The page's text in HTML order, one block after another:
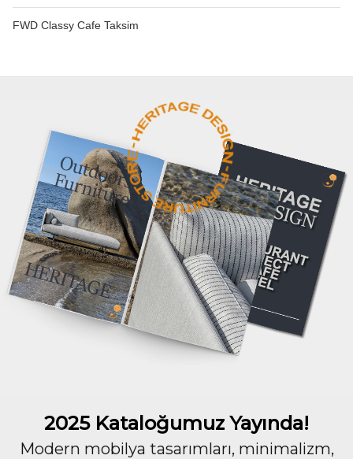
FWD Classy Cafe Taksim
2025 Kataloğumuz Yayında!
Modern mobilya tasarımları, minimalizm,